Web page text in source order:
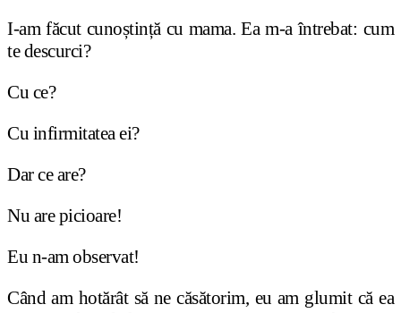
I-am făcut cunoștință cu mama. Ea m-a întrebat: cum
te descurci?
Cu ce?
Cu infirmitatea ei?
Dar ce are?
Nu are picioare!
Eu n-am observat!
Când am hotărât să ne căsătorim, eu am glumit că ea